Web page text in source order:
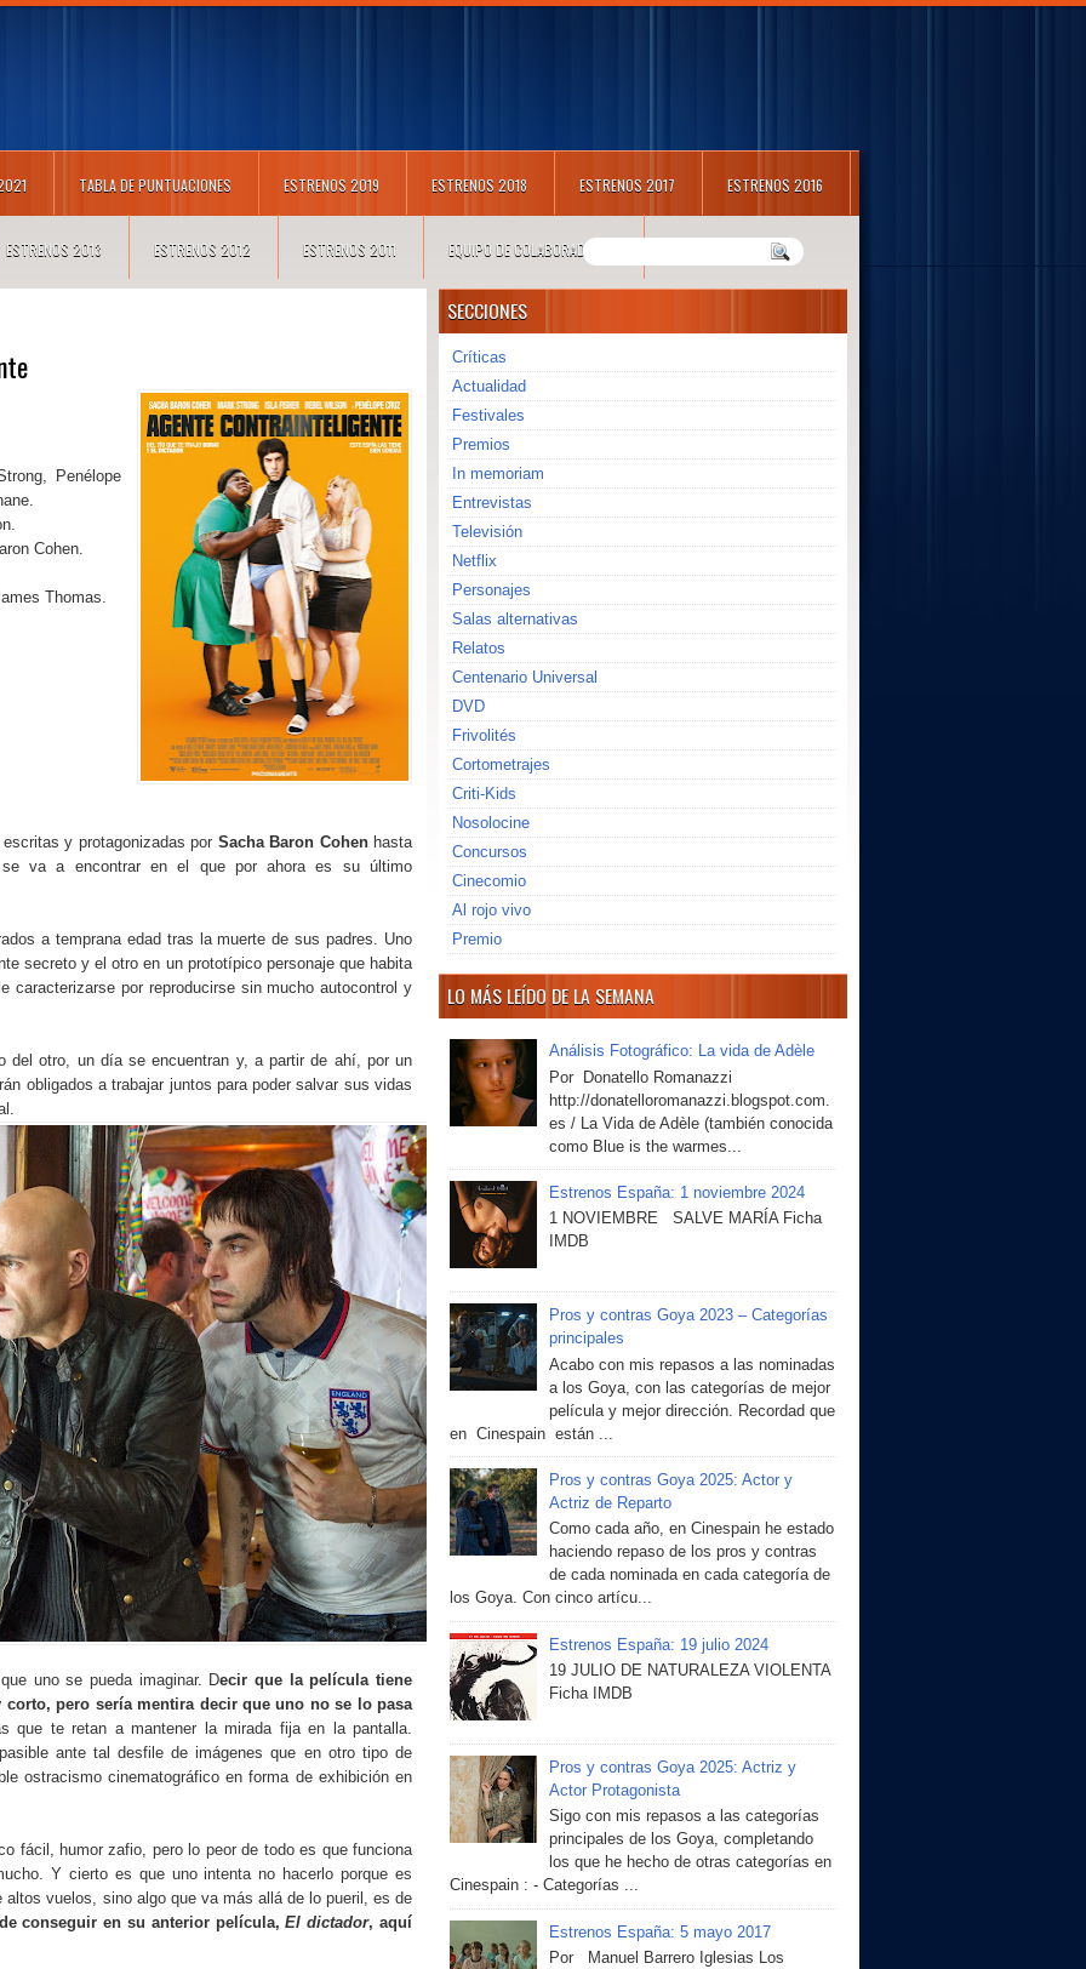
TABLA DE PUNTUACIONES ESTRENOS 2019 ESTRENOS 2018 ESTRENOS 2017 ESTRENOS 2016
ESTRENOS 2013 ESTRENOS 2012 ESTRENOS 2011 EQUIPO DE COLABORADORES
Penélope
Cohen.
Thomas.
y protagonizadas por Sacha Baron Cohen hasta
va a encontrar en el que por ahora es su último
a temprana edad tras la muerte de sus padres. Uno
secreto y el otro en un prototípico personaje que habita
caracterizarse por reproducirse sin mucho autocontrol y
del otro, un día se encuentran y, a partir de ahí, por un
obligados a trabajar juntos para poder salvar sus vidas
uno se pueda imaginar. Decir que la película tiene
pero sería mentira decir que uno no se lo pasa
que te retan a mantener la mirada fija en la pantalla.
ante tal desfile de imágenes que en otro tipo de
ostracismo cinematográfico en forma de exhibición en
fácil, humor zafio, pero lo peor de todo es que funciona
Y cierto es que uno intenta no hacerlo porque es
vuelos, sino algo que va más allá de lo pueril, es de
conseguir en su anterior película,El dictador, aquí
SECCIONES
Críticas
Actualidad
Festivales
Premios
In memoriam
Entrevistas
Televisión
Netflix
Personajes
Salas alternativas
Relatos
Centenario Universal
DVD
Frivolités
Cortometrajes
Criti-Kids
Nosolocine
Concursos
Cinecomio
Al rojo vivo
Premio
LO MÁS LEÍDO DE LA SEMANA
Análisis Fotográfico: La vida de Adèle
Por Donatello Romanazzi
http://donatelloromanazzi.blogspot.com.
es / La Vida de Adèle (también conocida
como Blue is the warmes...
Estrenos España: 1 noviembre 2024
1 NOVIEMBRE SALVE MARÍA Ficha
IMDB
Pros y contras Goya 2023 – Categorías
principales
Acabo con mis repasos a las nominadas
a los Goya, con las categorías de mejor
película y mejor dirección. Recordad que
en Cinespain están ...
Pros y contras Goya 2025: Actor y
Actriz de Reparto
Como cada año, en Cinespain he estado
haciendo repaso de los pros y contras
de cada nominada en cada categoría de
los Goya. Con cinco artícu...
Estrenos España: 19 julio 2024
19 JULIO DE NATURALEZA VIOLENTA
Ficha IMDB
Pros y contras Goya 2025: Actriz y
Actor Protagonista
Sigo con mis repasos a las categorías
principales de los Goya, completando
los que he hecho de otras categorías en
Cinespain : - Categorías ...
Estrenos España: 5 mayo 2017
Por Manuel Barrero Iglesias Los